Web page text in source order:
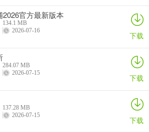
关内容，推测可能需手机号获取验证码注册。
验证码，点击中间免费发布约拍进入，点击底
角沟通拍摄。
些功能？
分享、摄影师发现与约拍、在线沟通与费用协
2026官方最新版本
134.1 MB
2026-07-16 下载
284.07 MB
2026-07-15 下载
137.28 MB
2026-07-15 下载